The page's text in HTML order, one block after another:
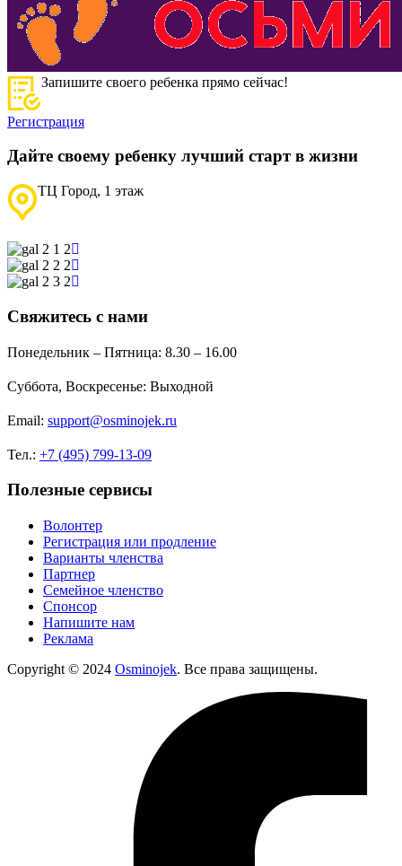
Запишите своего ребенка прямо сейчас!
Регистрация
Дайте своему ребенку лучший старт в жизни
ТЦ Город, 1 этаж
Свяжитесь с нами
Понедельник – Пятница: 8.30 – 16.00
Суббота, Воскресенье: Выходной
Email: support@osminojek.ru
Тел.: +7 (495) 799-13-09
Полезные сервисы
Волонтер
Регистрация или продление
Варианты членства
Партнер
Семейное членство
Спонсор
Напишите нам
Реклама
Copyright © 2024 Osminojek. Все права защищены.